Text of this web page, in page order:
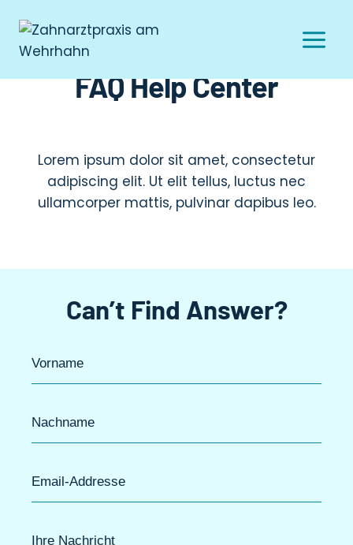
FAQ Help Center
Lorem ipsum dolor sit amet, consectetur
adipiscing elit. Ut elit tellus, luctus nec
ullamcorper mattis, pulvinar dapibus leo.
Can’t Find Answer?